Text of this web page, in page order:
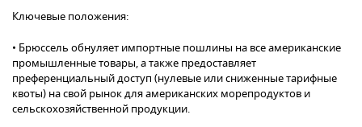
Ключевые положения:
• Брюссель обнуляет импортные пошлины на все американские
промышленные товары, а также предоставляет
преференциальный доступ (нулевые или сниженные тарифные
квоты) на свой рынок для американских морепродуктов и
сельскохозяйственной продукции.